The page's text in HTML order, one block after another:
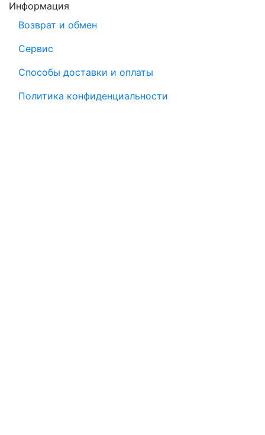
Информация
Возврат и обмен
Сервис
Способы доставки и оплаты
Политика конфиденциальности